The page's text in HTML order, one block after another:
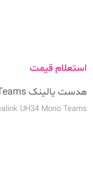
استعلام قیمت
هدست یالینک UH34 Mono Teams
UH34 Mono Teams